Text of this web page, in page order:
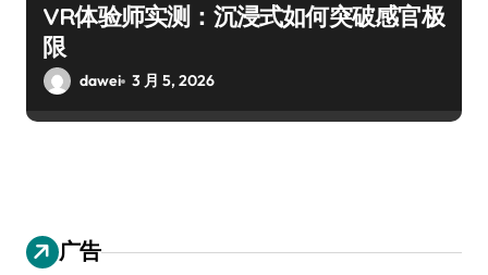
VR体验师实测：沉浸式如何突破感官极
限
dawei 3 月 5, 2026
广告